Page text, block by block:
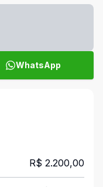
WhatsApp
R$ 2.200,00